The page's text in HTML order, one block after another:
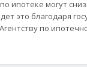
ипотеке могут
это благодаря
по